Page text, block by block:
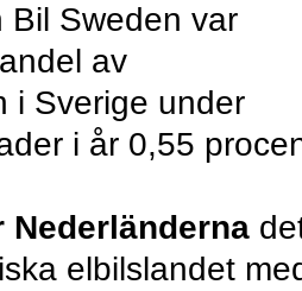
Bil Sweden var
av
i Sverige under
i år 0,55
Nederländerna
elbilslandet